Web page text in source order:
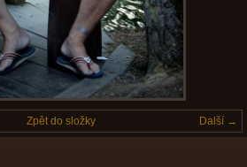
Další →
Zpět do složky